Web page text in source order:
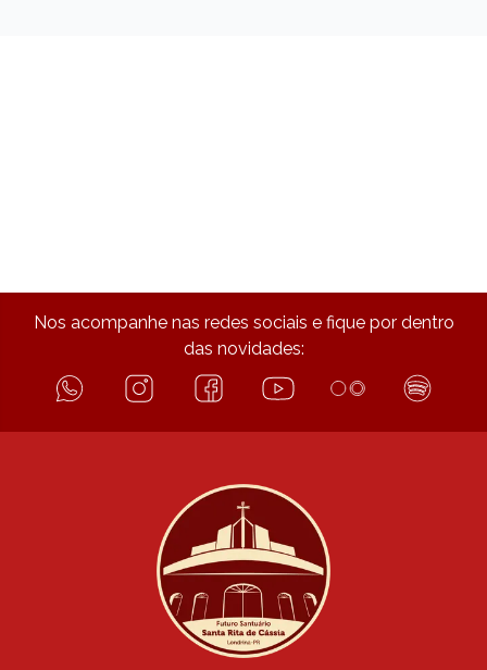
Nos acompanhe nas redes sociais e fique por dentro
das novidades: